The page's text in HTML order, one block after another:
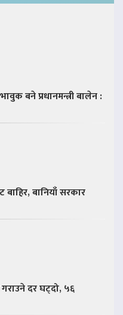
बने प्रधानमन्त्री बालेन :
बाहिर, बानियाँ सरकार
दर घट्दो, ५६